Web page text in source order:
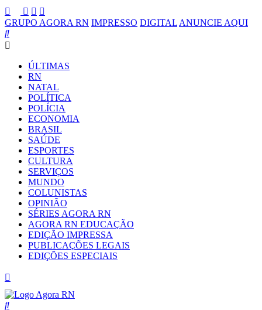
GRUPO AGORA RN IMPRESSO DIGITAL ANUNCIE AQUI
ÚLTIMAS
RN
NATAL
POLÍTICA
POLÍCIA
ECONOMIA
BRASIL
SAÚDE
ESPORTES
CULTURA
SERVIÇOS
MUNDO
COLUNISTAS
OPINIÃO
SÉRIES AGORA RN
AGORA RN EDUCAÇÃO
EDIÇÃO IMPRESSA
PUBLICAÇÕES LEGAIS
EDIÇÕES ESPECIAIS